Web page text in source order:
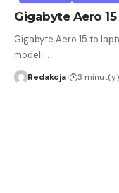
Gigabyte Aero
Gigabyte Aero 15 to
modeli…
Redakcja 3